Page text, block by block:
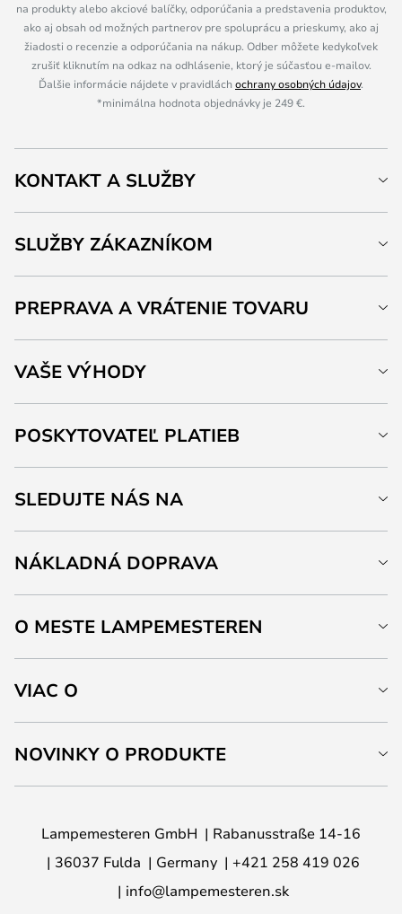
na produkty alebo akciové balíčky, odporúčania a predstavenia produktov,
ako aj obsah od možných partnerov pre spoluprácu a prieskumy, ako aj
žiadosti o recenzie a odporúčania na nákup. Odber môžete kedykoľvek
zrušiť kliknutím na odkaz na odhlásenie, ktorý je súčasťou e-mailov.
Ďalšie informácie nájdete v pravidláchochrany osobných údajov.
*minimálna hodnota objednávky je 249 €.
KONTAKT A SLUŽBY
SLUŽBY ZÁKAZNÍKOM
PREPRAVA A VRÁTENIE TOVARU
VAŠE VÝHODY
POSKYTOVATEĽ PLATIEB
SLEDUJTE NÁS NA
NÁKLADNÁ DOPRAVA
O MESTE LAMPEMESTEREN
VIAC O
NOVINKY O PRODUKTE
Lampemesteren GmbH
Rabanusstraße 14-16
36037 Fulda
Germany
+421 258 419 026
info@lampemesteren.sk